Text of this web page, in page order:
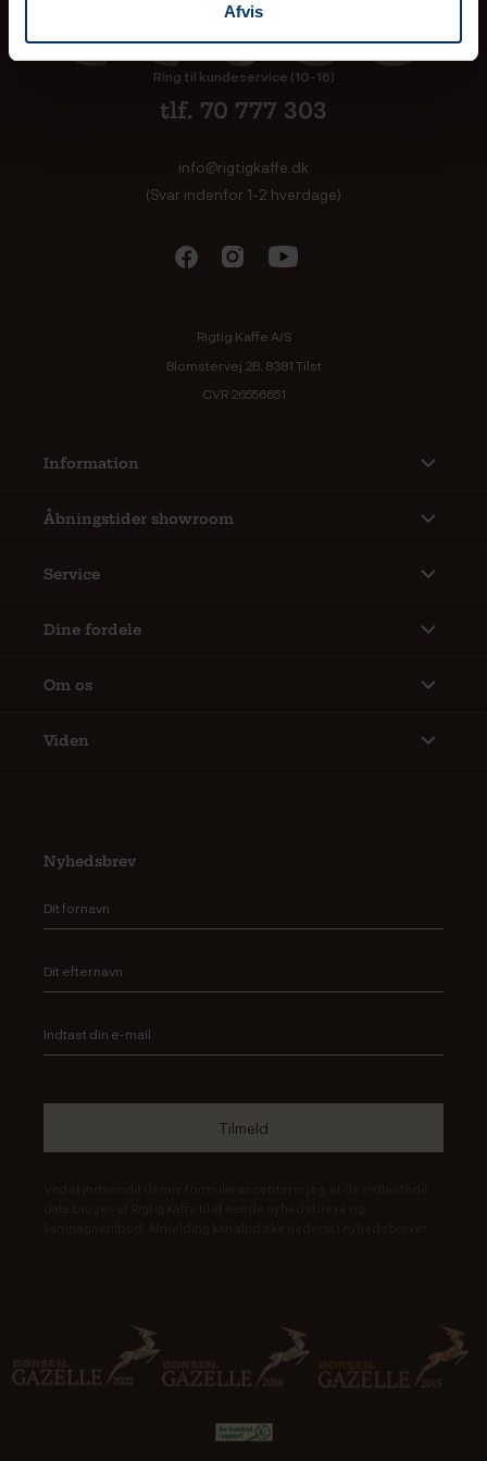
Afvis
Ring til kundeservice (10-16)
tlf. 70 777 303
info@rigtigkaffe.dk
(Svar indenfor 1-2 hverdage)
Rigtig Kaffe A/S
Blomstervej 2B, 8381 Tilst
CVR 26556651
Information
Åbningstider showroom
Service
Dine fordele
Om os
Viden
Nyhedsbrev